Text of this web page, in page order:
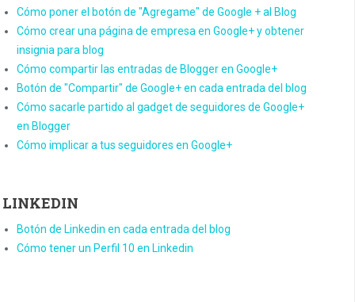
Cómo poner el botón de "Agregame" de Google + al Blog
Cómo crear una página de empresa en Google+ y obtener
insignia para blog
Cómo compartir las entradas de Blogger en Google+
Botón de "Compartir" de Google+ en cada entrada del blog
Cómo sacarle partido al gadget de seguidores de Google+
en Blogger
Cómo implicar a tus seguidores en Google+
LINKEDIN
Botón de Linkedin en cada entrada del blog
Cómo tener un Perfil 10 en Linkedin